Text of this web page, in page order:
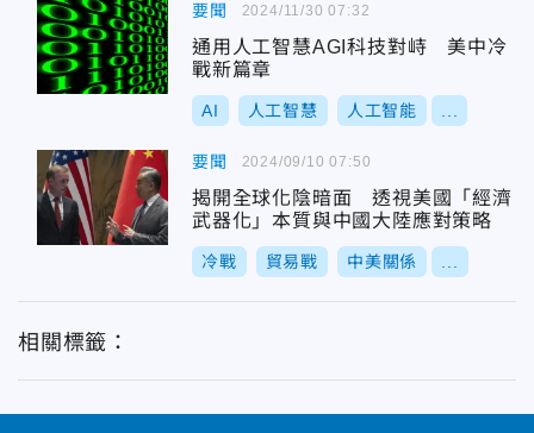
要聞
通用人工智慧AGI科技對峙 美中冷
戰新篇章
AI 人工智慧 人工智能
2024/11/30 07:32
要聞
揭開全球化陰暗面 透視美國「經濟
武器化」本質與中國大陸應對策略
冷戰 貿易戰 中美關係
2024/09/10 07:50
相關標籤：